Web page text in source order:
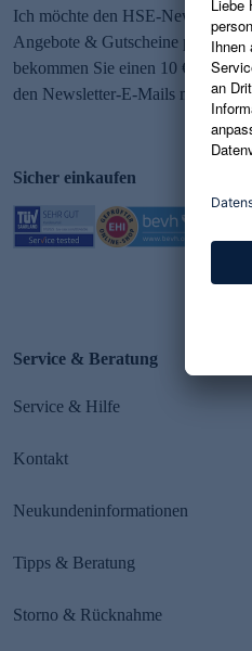
Ich möchte den HSE-Newsletter
Angebote & Gutscheine per E-
bekommen Sie einen 10 €
den Newsletter-E-Mails möglich.
Sicher einkaufen
Service & Beratung
Service & Hilfe
Kontakt
Neukundeninformationen
Tipps & Beratung
Storno & Rücknahme